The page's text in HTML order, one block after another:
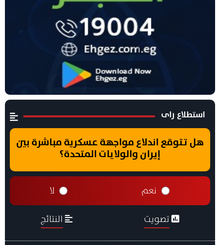
استطلاع راى
هل تتوقع اندلاع مواجهة عسكرية مباشرة بين
إيران والولايات المتحدة؟
نعم لا
تصويت النتائج